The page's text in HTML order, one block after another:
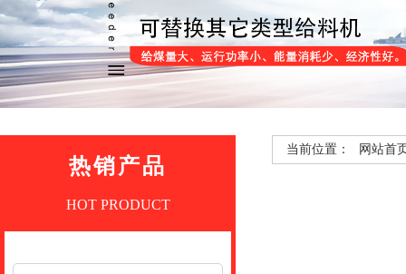
热销产品
HOT PRODUCT
当前位置： 网站首